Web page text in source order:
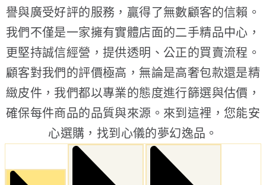
譽與廣受好評的服務，贏得了無數顧客的信賴。
我們不僅是一家擁有實體店面的二手精品中心，
更堅持誠信經營，提供透明、公正的買賣流程。
顧客對我們的評價極高，無論是高奢包款還是精
緻皮件，我們都以專業的態度進行篩選與估價，
確保每件商品的品質與來源。來到這裡，您能安
心選購，找到心儀的夢幻逸品。